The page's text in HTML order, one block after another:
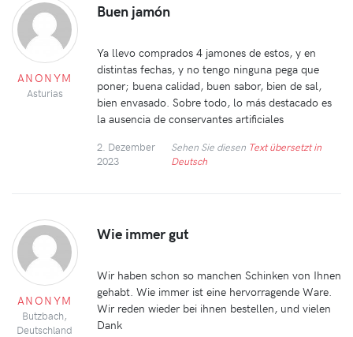
ANONYM
Asturias
Buen jamón
Ya llevo comprados 4 jamones de estos, y en
distintas fechas, y no tengo ninguna pega que
poner; buena calidad, buen sabor, bien de sal,
bien envasado. Sobre todo, lo más destacado es
la ausencia de conservantes artificiales
2. Dezember
2023
Sehen Sie diesen Text übersetzt in
Deutsch
ANONYM
Butzbach,
Deutschland
Wie immer gut
Wir haben schon so manchen Schinken von Ihnen
gehabt. Wie immer ist eine hervorragende Ware.
Wir reden wieder bei ihnen bestellen, und vielen
Dank